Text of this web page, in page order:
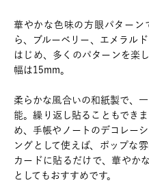
華やかな色味の方眼パターン
ら、ブルーベリー、エメラル
はじめ、多くのパターンを楽
幅は15mm。
柔らかな風合いの和紙製で、
能。繰り返し貼ることもでき
め、手帳やノートのデコレー
ングとして使えば、ポップな
カードに貼るだけで、華やか
としてもおすすめです。